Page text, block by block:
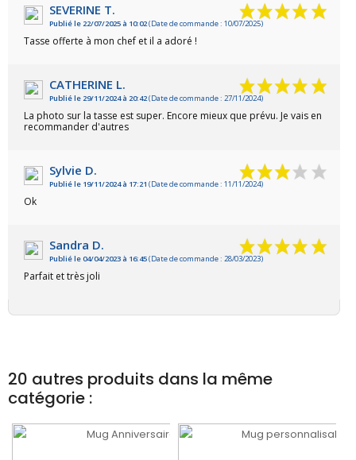
VOIR L'ATTESTATION
SEVERINE T.
Publié le 22/07/2025 à 10:02(Date de commande : 10/07/2025)
Tasse offerte à mon chef et il a adoré !
CATHERINE L.
Publié le 29/11/2024 à 20:42(Date de commande : 27/11/2024)
La photo sur la tasse est super. Encore mieux que prévu. Je vais en
recommander d'autres
Sylvie D.
Publié le 19/11/2024 à 17:21 (Date de commande : 11/11/2024)
Ok
Sandra D.
Publié le 04/04/2023 à 16:45(Date de commande : 28/03/2023)
Parfait et très joli
20 autres produits dans la même
catégorie :